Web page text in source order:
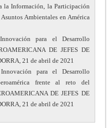
la Información, la Participación
Ambientales en América
para el Desarrollo
DE JEFES DE
21 de abril de 2021
para el Desarrollo
frente al reto del
DE JEFES DE
21 de abril de 2021